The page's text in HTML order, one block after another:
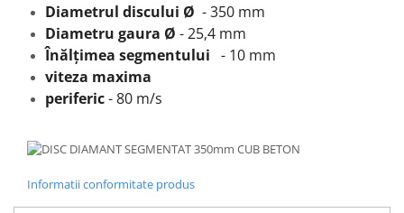
Diametrul discului Ø - 350 mm
Diametru gaura Ø - 25,4 mm
Înălțimea segmentului - 10 mm
viteza maxima
periferic- 80 m/s
Informatii conformitate produs